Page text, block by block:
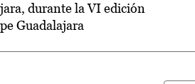
durante la VI edición
Guadalajara